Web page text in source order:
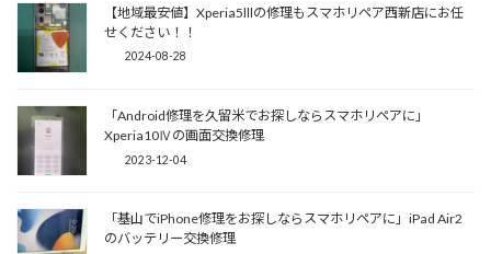
【地域最安値】Xperia5lllの修理もスマホリペア西新店にお任
せください！！
2024-08-28
「Android修理を久留米でお探しならスマホリペアに」
Xperia10Ⅳの画面交換修理
2023-12-04
「基山でiPhone修理をお探しならスマホリペアに」iPad Air2
のバッテリー交換修理